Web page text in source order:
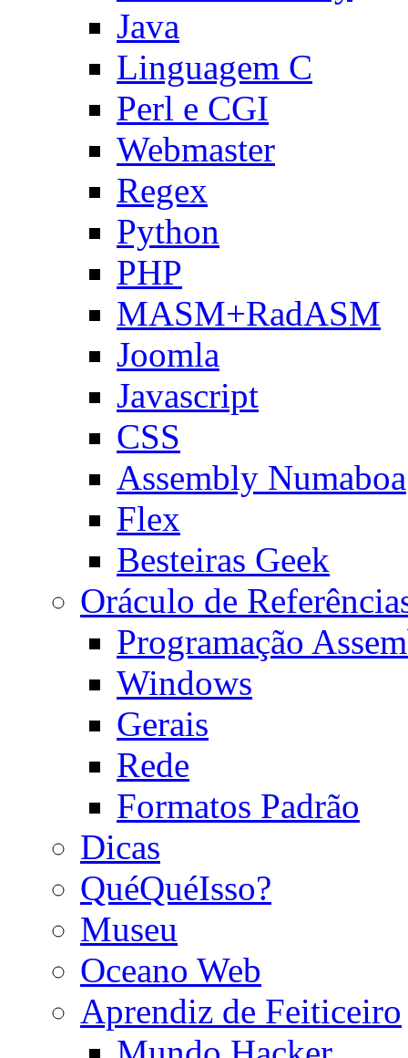
Java
Linguagem C
Perl e CGI
Webmaster
Regex
Python
PHP
MASM+RadASM
Joomla
Javascript
CSS
Assembly Numaboa
Flex
Besteiras Geek
Oráculo de
Programação
Windows
Gerais
Rede
Formatos Padrão
Dicas
QuéQuéIsso?
Museu
Oceano Web
Aprendiz de Feiticeiro